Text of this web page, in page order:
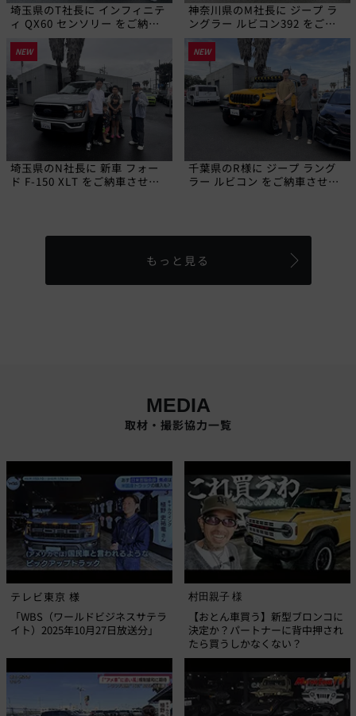
埼玉県のT社長に インフィニテ
ィ QX60 センソリー をご納車
させていただきました!
神奈川県のM社長に ジープ ラ
ングラー ルビコン392 をご納
車させていただきました!
NEW
埼玉県のN社長に 新車 フォー
ド F-150 XLT をご納車させて
NEW
千葉県のR様に ジープ ラング
ラー ルビコン をご納車させて
もっと見る
MEDIA
取材・撮影協力一覧
テレビ東京 様
「WBS（ワールドビジネスサテラ
イト）2025年10月27日放送分」
村田親子 様
【おとん車買う】新型ブロンコに
決定か？パートナーに背中押され
たら買うしかなくない？